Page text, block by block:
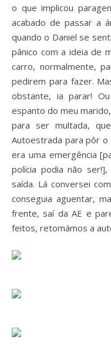
o que implicou
acabado de passar a
quando o Daniel se
pânico com a ideia de
carro, normalmente,
pedirem para fazer.
obstante, ia parar!
espanto do meu
para ser multada,
Autoestrada para pôr
era uma emergência
polícia podia não
saída. Lá conversei
conseguia aguentar,
frente, saí da AE e
feitos, retomámos a